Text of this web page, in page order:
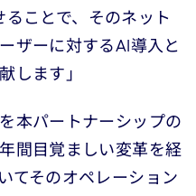
ことで、そのネット
ザーに対するAI導入と
します」
本パートナーシップの
間目覚ましい変革を経
てそのオペレーション